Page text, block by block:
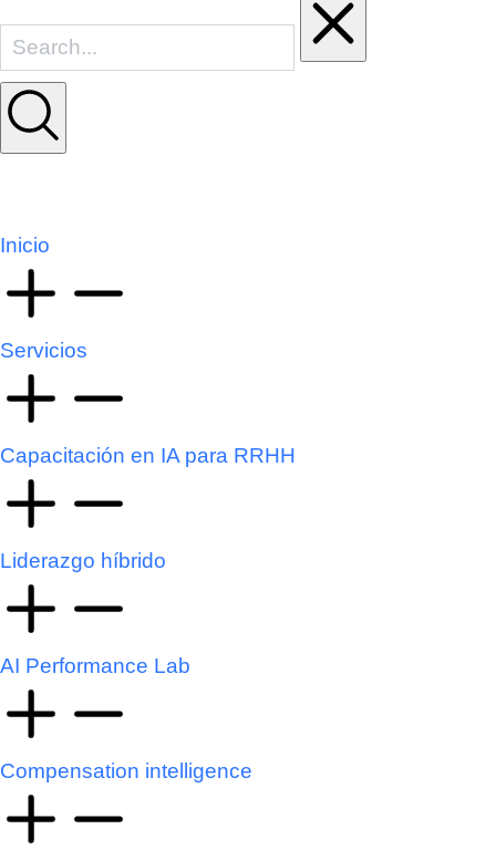
Inicio
Servicios
Capacitación en IA para RRHH
Liderazgo híbrido
AI Performance Lab
Compensation intelligence